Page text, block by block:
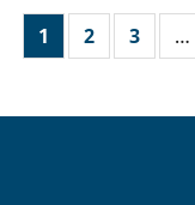
1 2 3 …